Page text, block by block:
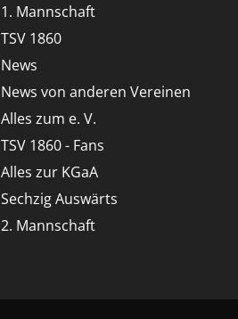
1. Mannschaft
TSV 1860
News
News von anderen Vereinen
Alles zum e. V.
TSV 1860 - Fans
Alles zur KGaA
Sechzig Auswärts
2. Mannschaft